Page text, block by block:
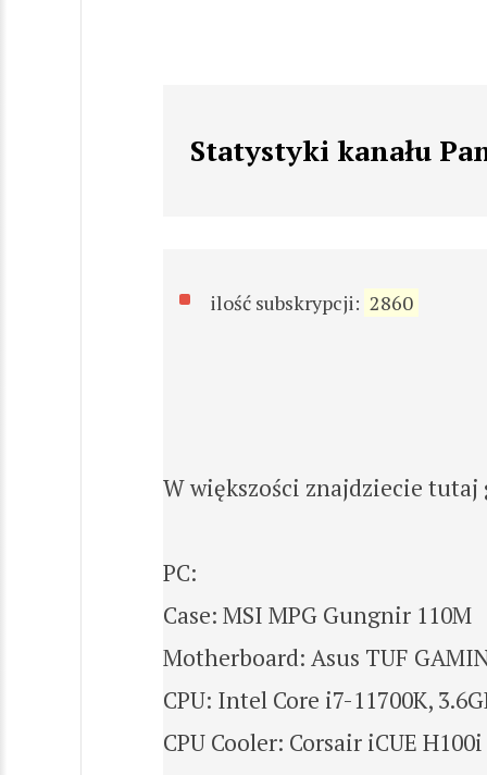
Statystyki kanału
ilość subskrypcji: 2860
W większości znajdziecie tutaj
PC:
Case: MSI MPG Gungnir 110M
Motherboard: Asus TUF
CPU: Intel Core i7-11700K,
CPU Cooler: Corsair iCUE H100i